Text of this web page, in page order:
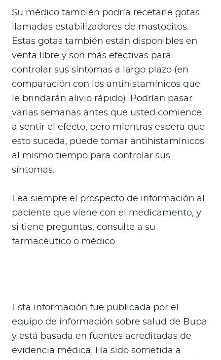
Su médico también podría recetarle gotas
llamadas estabilizadores de mastocitos.
Estas gotas también están disponibles en
venta libre y son más efectivas para
controlar sus síntomas a largo plazo (en
comparación con los antihistamínicos que
le brindarán alivio rápido). Podrían pasar
varias semanas antes que usted comience
a sentir el efecto, pero mientras espera que
esto suceda, puede tomar antihistamínicos
al mismo tiempo para controlar sus
síntomas.
Lea siempre el prospecto de información al
paciente que viene con el medicamento, y
si tiene preguntas, consulte a su
farmacéutico o médico.
Esta información fue publicada por el
equipo de información sobre salud de Bupa
y está basada en fuentes acreditadas de
evidencia médica. Ha sido sometida a